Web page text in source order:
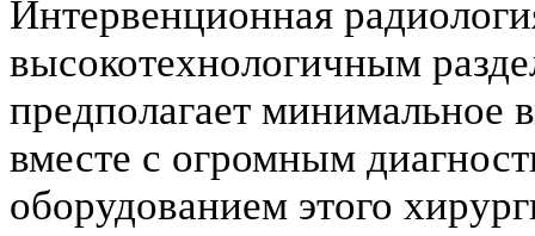
Интервенционная
высокотехнологичным
предполагает минимальное
вместе с огромным
оборудованием этого